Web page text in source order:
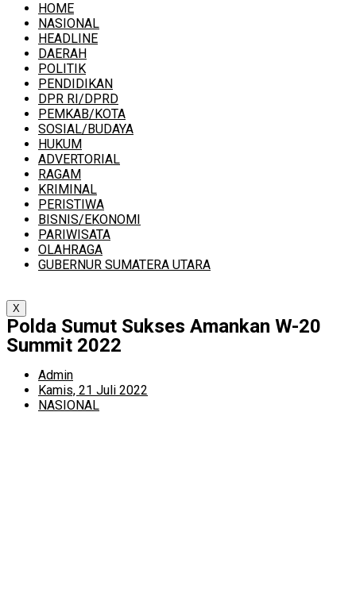
HOME
NASIONAL
HEADLINE
DAERAH
POLITIK
PENDIDIKAN
DPR RI/DPRD
PEMKAB/KOTA
SOSIAL/BUDAYA
HUKUM
ADVERTORIAL
RAGAM
KRIMINAL
PERISTIWA
BISNIS/EKONOMI
PARIWISATA
OLAHRAGA
GUBERNUR SUMATERA UTARA
X
Polda Sumut Sukses Amankan W-20
Summit 2022
Admin
Kamis, 21 Juli 2022
NASIONAL